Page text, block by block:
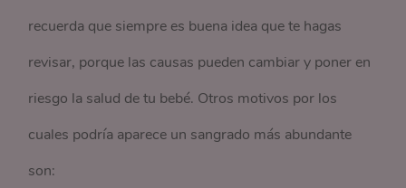
recuerda que siempre es buena idea que te hagas
revisar, porque las causas pueden cambiar y poner en
riesgo la salud de tu bebé. Otros motivos por los
cuales podría aparece un sangrado más abundante
son: